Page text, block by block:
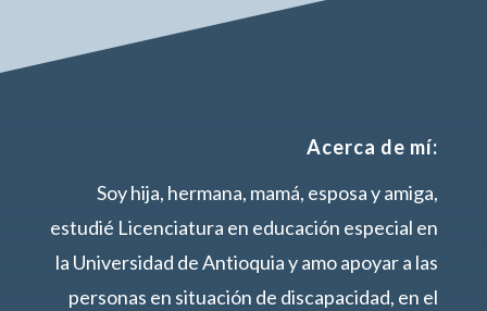
Acerca de mí:
Soy hija, hermana, mamá, esposa y amiga,
estudié Licenciatura en educación especial en
la Universidad de Antioquia y amo apoyar a las
personas en situación de discapacidad, en el